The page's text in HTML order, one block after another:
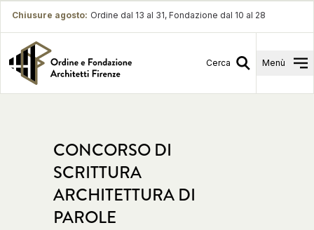
Chiusure agosto: Ordine dal 13 al 31, Fondazione dal 10 al 28
Cerca Menù
CONCORSO DI
SCRITTURA
ARCHITETTURA DI
PAROLE